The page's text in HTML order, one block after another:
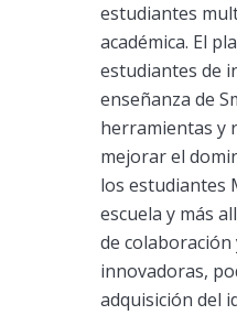
estudiantes
académica. El
estudiantes de
enseñanza de
herramientas y
mejorar el
los estudiantes
escuela y más
de colaboración
innovadoras,
adquisición del